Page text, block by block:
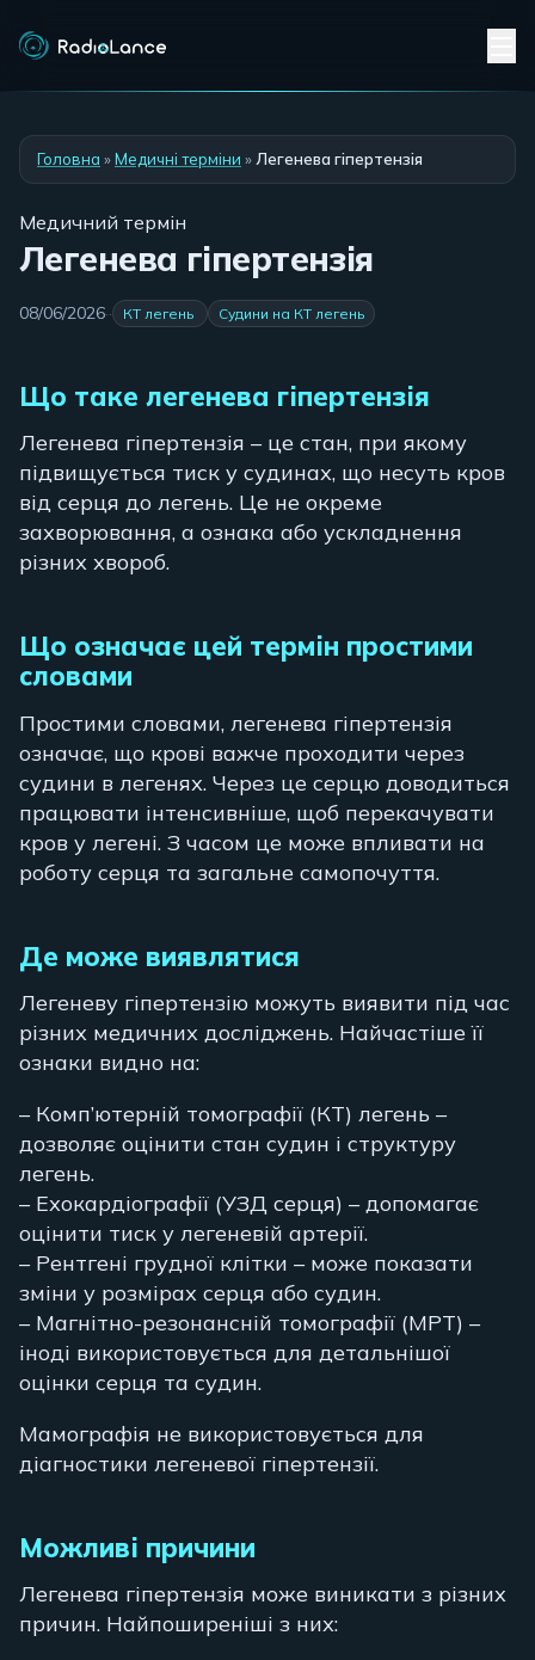
Головна »Медичні терміни » Легенева гіпертензія
Медичний термін
Легенева гіпертензія
08/06/2026·· КТ легень Судини на КТ легень
Що таке легенева гіпертензія
Легенева гіпертензія – це стан, при якому
підвищується тиск у судинах, що несуть кров
від серця до легень. Це не окреме
захворювання, а ознака або ускладнення
різних хвороб.
Що означає цей термін простими
словами
Простими словами, легенева гіпертензія
означає, що крові важче проходити через
судини в легенях. Через це серцю доводиться
працювати інтенсивніше, щоб перекачувати
кров у легені. З часом це може впливати на
роботу серця та загальне самопочуття.
Де може виявлятися
Легеневу гіпертензію можуть виявити під час
різних медичних досліджень. Найчастіше її
ознаки видно на:
– Комп’ютерній томографії (КТ) легень –
дозволяє оцінити стан судин і структуру
легень.
– Ехокардіографії (УЗД серця) – допомагає
оцінити тиск у легеневій артерії.
– Рентгені грудної клітки – може показати
зміни у розмірах серця або судин.
– Магнітно-резонансній томографії (МРТ) –
іноді використовується для детальнішої
оцінки серця та судин.
Мамографія не використовується для
діагностики легеневої гіпертензії.
Можливі причини
Легенева гіпертензія може виникати з різних
причин. Найпоширеніші з них: